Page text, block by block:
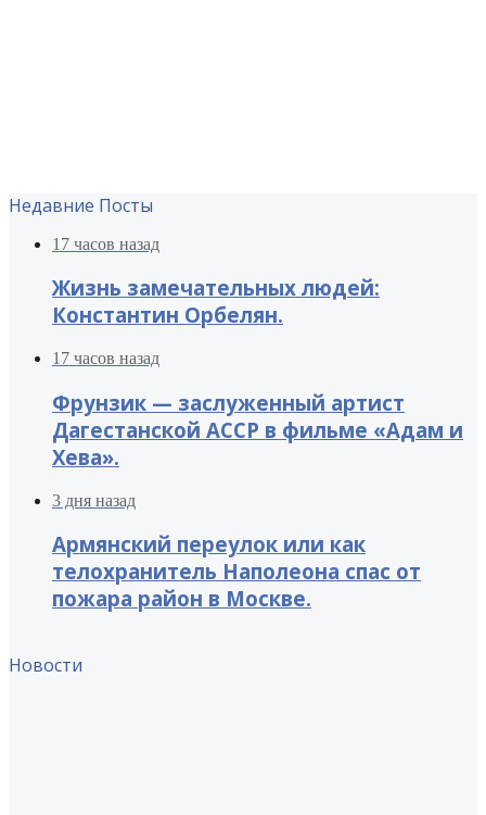
Недавние Посты
17 часов назад
Жизнь замечательных людей:
Константин Орбелян.
17 часов назад
Фрунзик — заслуженный артист
Дагестанской АССР в фильме «Адам и
Хева».
3 дня назад
Армянский переулок или как
телохранитель Наполеона спас от
пожара район в Москве.
Новости